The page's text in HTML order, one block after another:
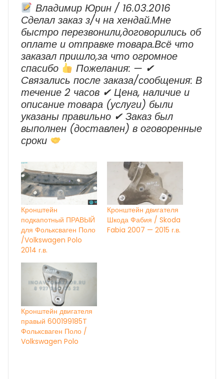
Владимир Юрин / 16.03.2016
Сделал заказ з/ч на хендай.Мне
быстро перезвонили,договорились об
оплате и отправке товара.Всё что
заказал пришло,за что огромное
спасибо
Пожелания: — ✔
Cвязались после заказа/сообщения: В
течение 2 часов ✔ Цена, наличие и
описание товара (услуги) были
указаны правильно ✔ Заказ был
выполнен (доставлен) в оговоренные
сроки
Кронштейн
подкапотный ПРАВЫЙ
для Фольксваген Поло
/Volkswagen Polo
2014 г.в.
Кронштейн двигателя
Шкода Фабия / Skoda
Fabia 2007 — 2015 г.в.
Кронштейн двигателя
правый 600199185T
Фольксваген Поло /
Volkswagen Polo